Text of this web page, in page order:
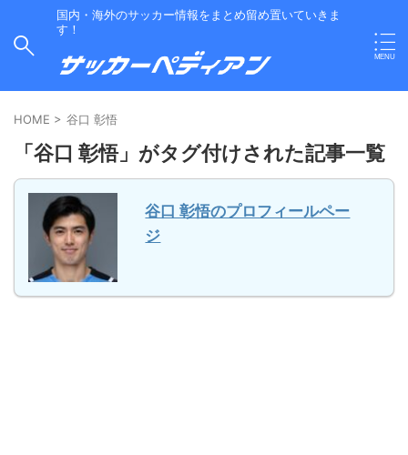
国内・海外のサッカー情報をまとめ留め置いていきま
す！
HOME > 谷口 彰悟
「谷口 彰悟」がタグ付けされた記事一覧
谷口 彰悟のプロフィールペー
ジ